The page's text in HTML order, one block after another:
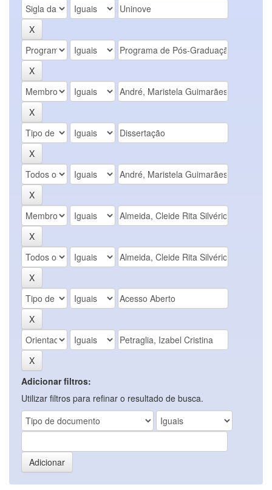
Adicionar filtros:
Utilizar filtros para refinar o resultado de busca.